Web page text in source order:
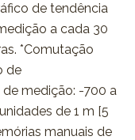
de tendência
a cada 30
*Comutação
de
medição: -700 a
de 1 m [5
manuais de